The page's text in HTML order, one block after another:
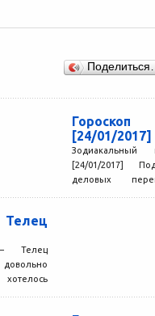
[24/01/2017]
[24/01/2017]
деловых
Телец